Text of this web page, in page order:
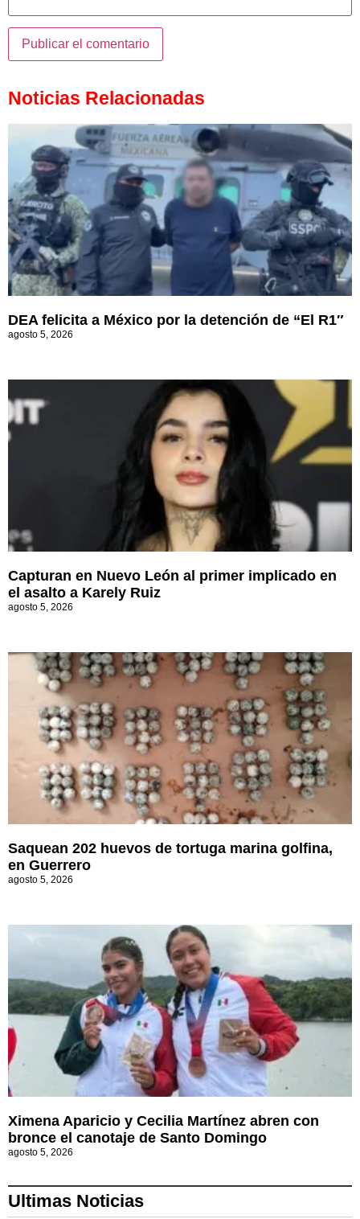
Noticias Relacionadas
DEA felicita a México por la detención de “El R1″
agosto 5, 2026
Capturan en Nuevo León al primer implicado en
el asalto a Karely Ruiz
agosto 5, 2026
Saquean 202 huevos de tortuga marina golfina,
en Guerrero
agosto 5, 2026
Ximena Aparicio y Cecilia Martínez abren con
bronce el canotaje de Santo Domingo
agosto 5, 2026
Ultimas Noticias